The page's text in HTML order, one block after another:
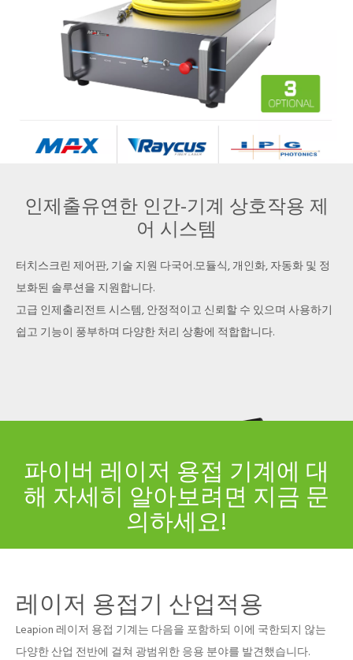
지속적인 레이저로 유지 관리 비용 절
감
기존 용접 장비에 비해 열 영향 영역이 작은 레이저 용접입니다.노란
색 머리의 검은 부분이 용접되지 않고 공작물의 전체 변형이 작아 용
인제출유연한 인간-기계 상호작용 제
어 시스템
터치스크린 제어판, 기술 지원 다국어.모듈식, 개인화, 자동화 및 정
보화된 솔루션을 지원합니다.
고급 인제출리전트 시스템, 안정적이고 신뢰할 수 있으며 사용하기
쉽고 기능이 풍부하며 다양한 처리 상황에 적합합니다.
파이버 레이저 용접 기계에 대
해 자세히 알아보려면 지금 문
의하세요!
레이저 용접기 산업적용
Leapion 레이저 용접 기계는 다음을 포함하되 이에 국한되지 않는
다양한 산업 전반에 걸쳐 광범위한 응용 분야를 발견했습니다.